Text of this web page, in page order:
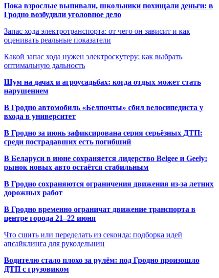
Пока взрослые выпивали, школьники похищали деньги: в
Гродно возбудили уголовное дело
Запас хода электротранспорта: от чего он зависит и как
оценивать реальные показатели
Какой запас хода нужен электроскутеру: как выбрать
оптимальную дальность
Шум на дачах и агроусадьбах: когда отдых может стать
нарушением
В Гродно автомобиль «Белпочты» сбил велосипедиста у
входа в университет
В Гродно за июнь зафиксирована серия серьёзных ДТП:
среди пострадавших есть погибший
В Беларуси в июне сохраняется лидерство Belgee и Geely:
рынок новых авто остаётся стабильным
В Гродно сохраняются ограничения движения из-за летних
дорожных работ
В Гродно временно ограничат движение транспорта в
центре города 21–22 июня
Что сшить или переделать из секонда: подборка идей
апсайклинга для рукодельниц
Водителю стало плохо за рулём: под Гродно произошло
ДТП с грузовиком